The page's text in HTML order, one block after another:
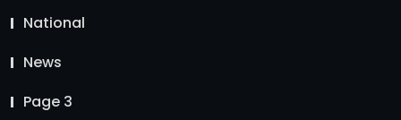
National
News
Page 3